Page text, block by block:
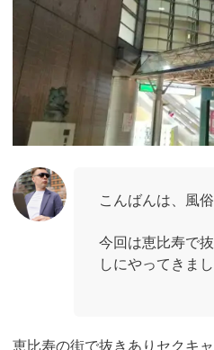
こんばんは、風
今回は恵比寿で
しにやってきまし
恵比寿の街で抜きありセクキ